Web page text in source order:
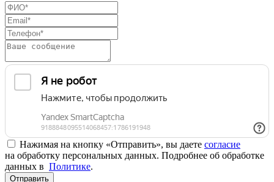
Нажимая на кнопку «Отправить», вы даете согласие
на обработку персональных данных. Подробнее об обработке
данных в Политике.
Отправить